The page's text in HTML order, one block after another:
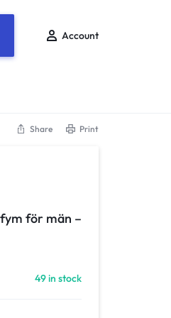
Account
Share Print
för män –
49 in stock